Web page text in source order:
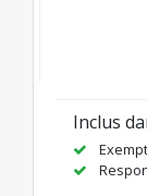
Inclus